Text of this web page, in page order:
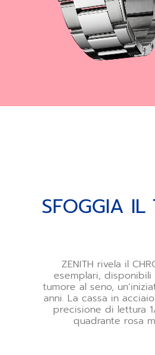
SFOGGIA
ZENITH rivela il
esemplari,
tumore al seno,
anni. La cassa in
precisione di lettura
quadrante rosa